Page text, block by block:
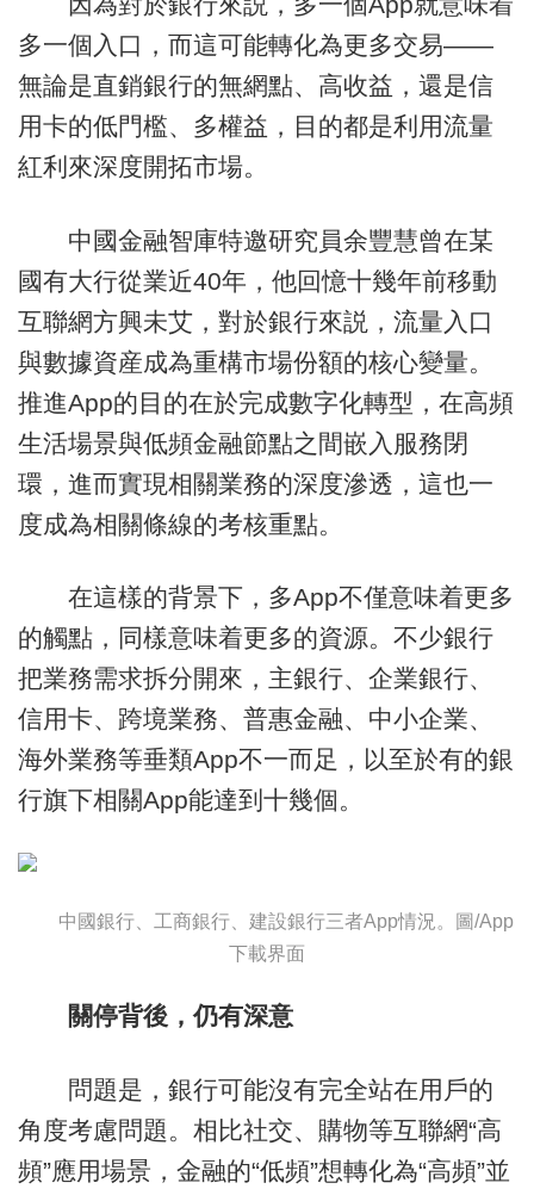
多一個入口，而這可能轉化為更多交易——
無論是直銷銀行的無網點、高收益，還是信
用卡的低門檻、多權益，目的都是利用流量
紅利來深度開拓市場。
中國金融智庫特邀研究員余豐慧曾在某
國有大行從業近40年，他回憶十幾年前移動
互聯網方興未艾，對於銀行來説，流量入口
與數據資産成為重構市場份額的核心變量。
推進App的目的在於完成數字化轉型，在高頻
生活場景與低頻金融節點之間嵌入服務閉
環，進而實現相關業務的深度滲透，這也一
度成為相關條線的考核重點。
在這樣的背景下，多App不僅意味着更多
的觸點，同樣意味着更多的資源。不少銀行
把業務需求拆分開來，主銀行、企業銀行、
信用卡、跨境業務、普惠金融、中小企業、
海外業務等垂類App不一而足，以至於有的銀
行旗下相關App能達到十幾個。
中國銀行、工商銀行、建設銀行三者App情況。圖/App
下載界面
關停背後，仍有深意
問題是，銀行可能沒有完全站在用戶的
角度考慮問題。相比社交、購物等互聯網“高
頻”應用場景，金融的“低頻”想轉化為“高頻”並